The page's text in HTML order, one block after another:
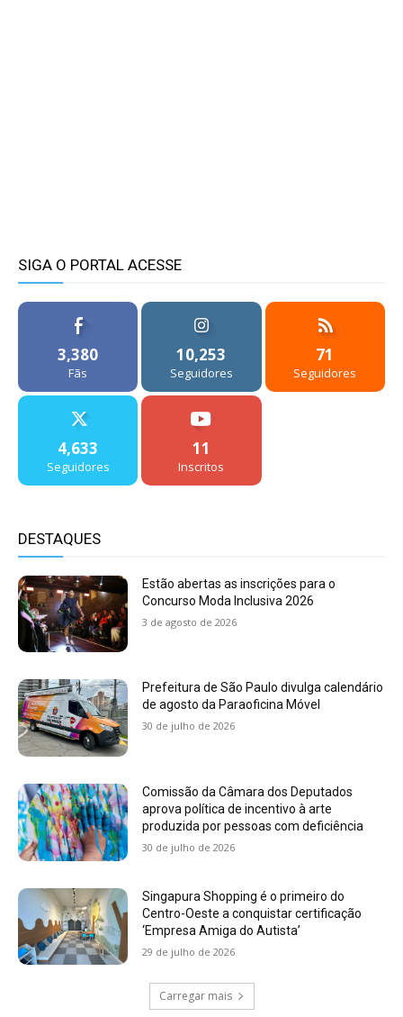
SIGA O PORTAL ACESSE
3,380
Fãs
10,253
Seguidores
71
Seguidores
4,633
Seguidores
11
Inscritos
DESTAQUES
Estão abertas as inscrições para o
Concurso Moda Inclusiva 2026
3 de agosto de 2026
Prefeitura de São Paulo divulga calendário
de agosto da Paraoficina Móvel
30 de julho de 2026
Comissão da Câmara dos Deputados
aprova política de incentivo à arte
produzida por pessoas com deficiência
30 de julho de 2026
Singapura Shopping é o primeiro do
Centro-Oeste a conquistar certificação
‘Empresa Amiga do Autista’
29 de julho de 2026
Carregar mais